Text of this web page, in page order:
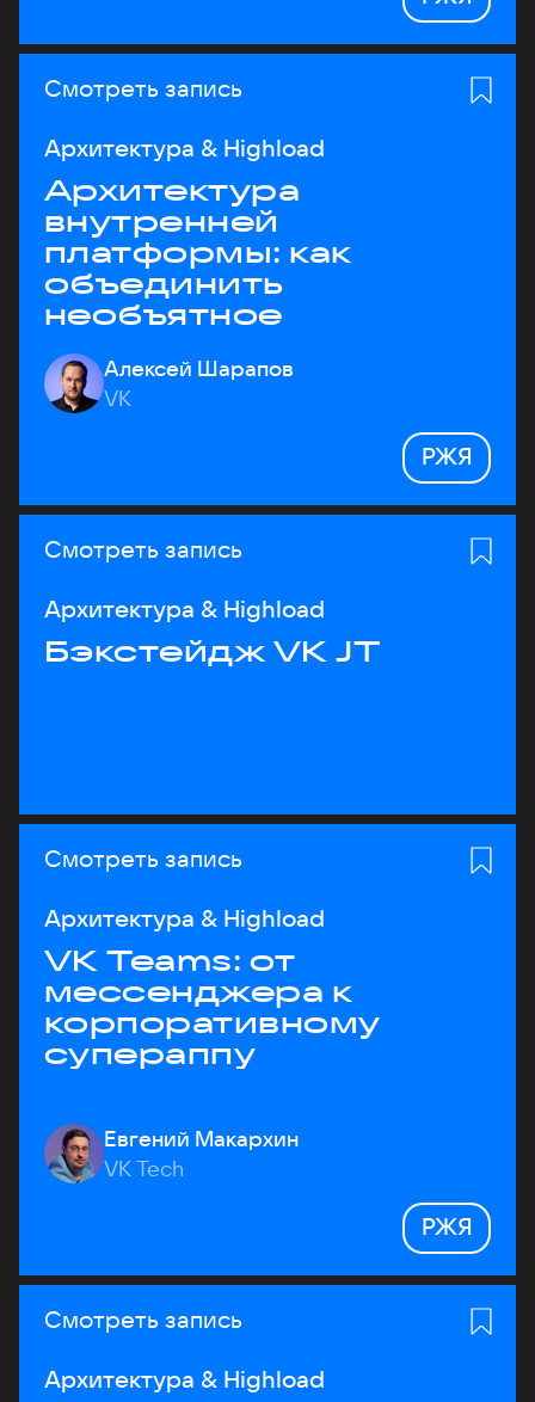
Смотреть запись
Архитектура & Highload
Архитектура
внутренней
платформы: как
объединить
необъятное
Алексей Шарапов
VK
РЖЯ
Смотреть запись
Архитектура & Highload
Бэкстейдж VK JT
Смотреть запись
Архитектура & Highload
VK Teams: от
мессенджера к
корпоративному
супераппу
Евгений Макархин
VK Tech
РЖЯ
Смотреть запись
Архитектура & Highload